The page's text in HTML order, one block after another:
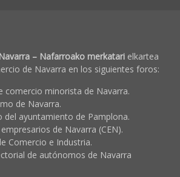
– Nafarroako merkatarielkartea
de Navarra en los siguientes foros:
comercio minorista de Navarra.
de Navarra.
del ayuntamiento de Pamplona.
de Navarra (CEN).
Comercio e Industria.
de autónomos de Navarra